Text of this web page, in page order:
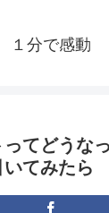
１分で感動
てどうな
てみたら